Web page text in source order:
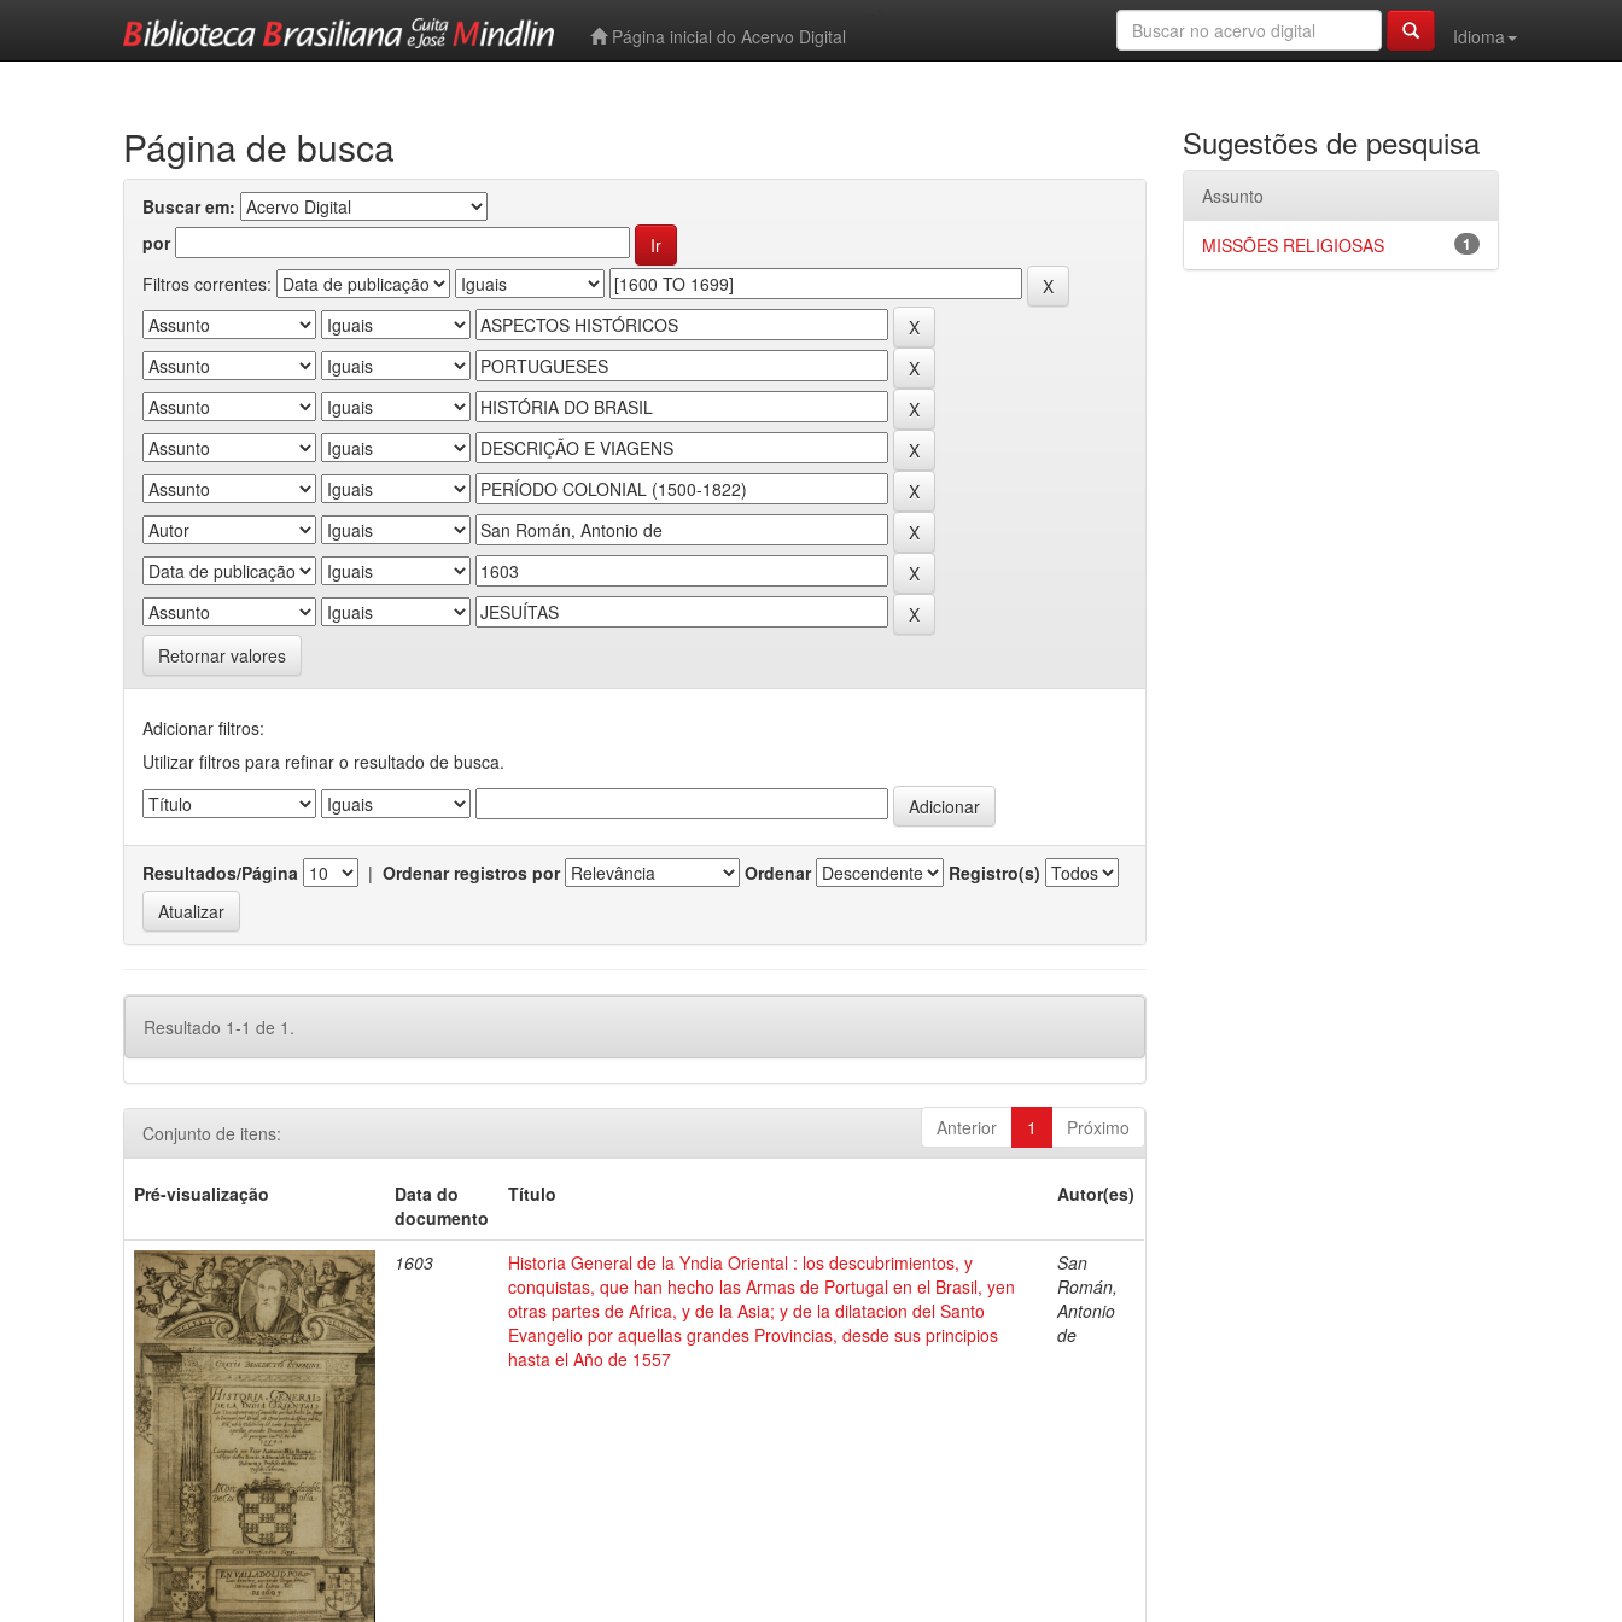
Página inicial do Acervo Digital
Idioma
Página de busca
Buscar em:
por
Filtros correntes:
Retornar valores
Adicionar filtros:
Utilizar filtros para refinar o resultado de busca.
Resultados/Página | Ordenar registros por Ordenar Registro(s)
Resultado 1-1 de 1.
Anterior 1 Próximo
Conjunto de itens:
Pré-visualização
Data do
documento
Título Autor(es)
1603
Historia General de la Yndia Oriental : los descubrimientos, y
conquistas, que han hecho las Armas de Portugal en el Brasil, yen
otras partes de Africa, y de la Asia; y de la dilatacion del Santo
Evangelio por aquellas grandes Provincias, desde sus principios
hasta el Año de 1557
San
Román,
Antonio
de
Sugestões de pesquisa
Assunto
1
MISSÕES RELIGIOSAS